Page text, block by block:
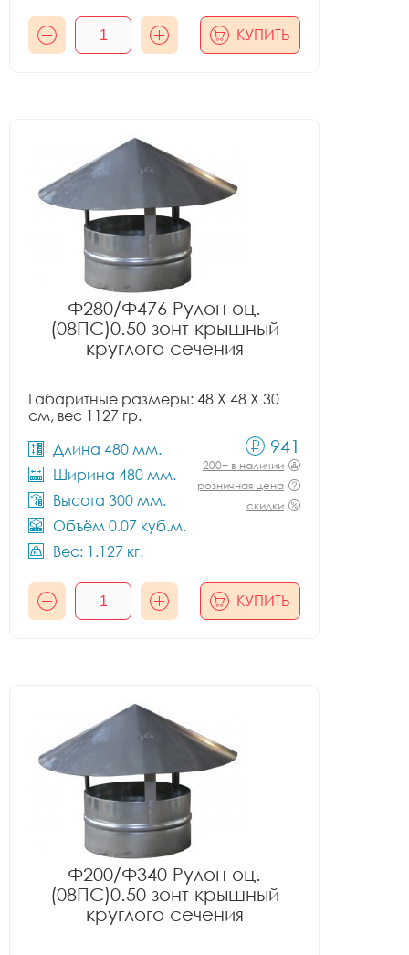
КУПИТЬ
Ф280/Ф476 Рулон оц.
(08ПС)0.50 зонт крышный
круглого сечения
Габаритные размеры: 48 X 48 X 30
см, вес 1127 гр.
Длина 480 мм.
Ширина 480 мм.
Высота 300 мм.
Объём 0.07 куб.м.
Вес: 1.127 кг.
941
200+ в наличии
розничная цена
скидки
КУПИТЬ
Ф200/Ф340 Рулон оц.
(08ПС)0.50 зонт крышный
круглого сечения